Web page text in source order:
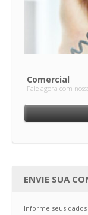
Comercial
Fale agora com
ENVIE SUA
Informe seus